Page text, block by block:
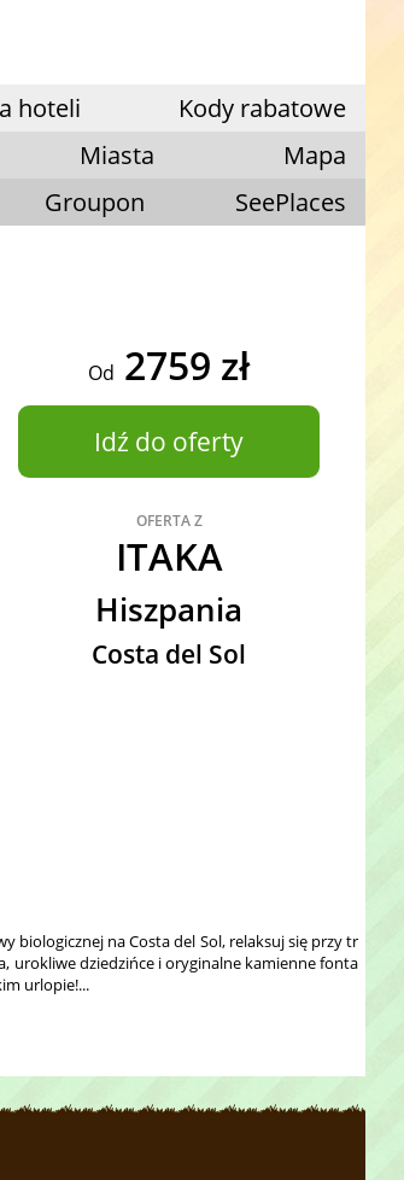
hoteli
Kody rabatowe
Miasta
Mapa
Groupon SeePlaces
Od 2759 zł
Idź do oferty
OFERTA Z
ITAKA
Hiszpania
Costa del Sol
biologicznej na Costa del Sol, relaksuj się przy tr
urokliwe dziedzińce i oryginalne kamienne fonta
urlopie!...